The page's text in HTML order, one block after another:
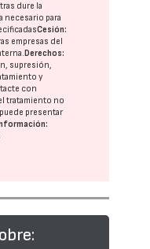
dure la
necesario para
Cesión:
empresas del
Derechos:
supresión,
y
con
tratamiento no
presentar